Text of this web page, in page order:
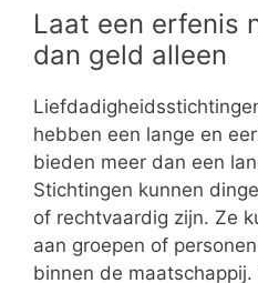
Laat een erfenis
dan geld alleen
hebben een lange en
bieden meer dan een
Stichtingen kunnen
of rechtvaardig zijn. Ze
aan groepen of
binnen de